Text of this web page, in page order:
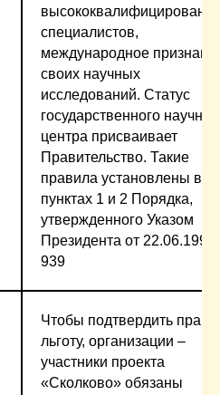
специалистов,
международное
своих научных
исследований. Статус
государственного
центра присваивает
Правительство. Такие
правила установлены в
пунктах 1 и 2 Порядка,
утвержденного Указом
Президента от
939
Чтобы подтвердить право
льготу, организации –
участники проекта
«Сколково» обязаны